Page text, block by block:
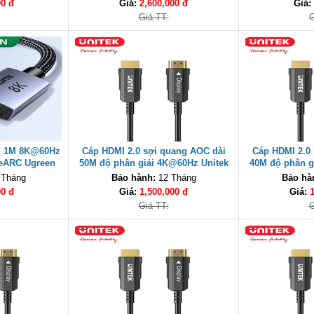
đ Giá: 2,600,000 đ
Giá TT:
Giá:
8K@60Hz
Ugreen
đ
Cáp HDMI 2.0 sợi quang AOC dài
50M độ phân giải 4K@60Hz Unitek
C11072BK-50M cao cấp
Bảo hành: 12 Tháng
Giá: 1,500,000 đ
Giá TT:
Cáp HDMI
40M độ phân
Bảo
Giá: